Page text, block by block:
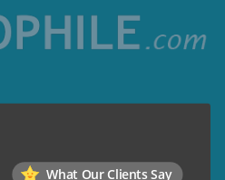
What Our Clients Say